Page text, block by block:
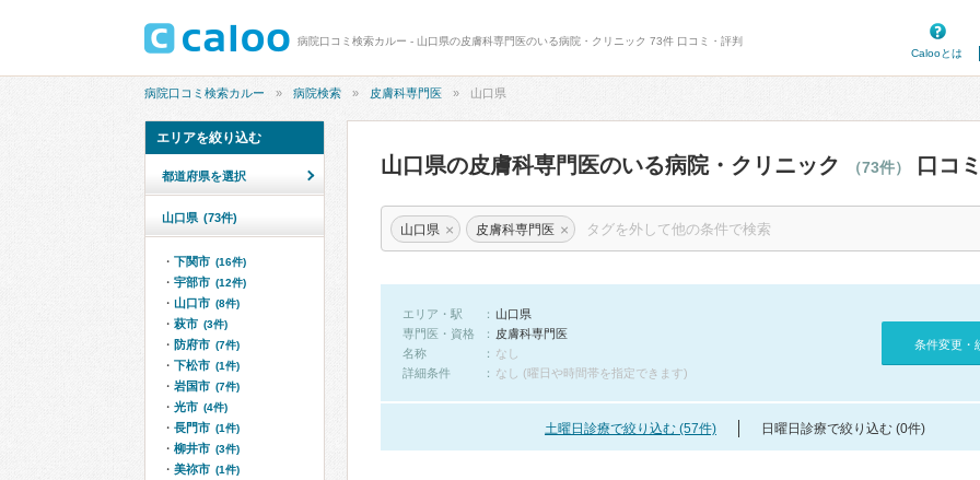
病院口コミ検索カルー - 山口県の皮膚科専門医のいる病院・クリニック 73件 口コミ・評判
Calooとは
病院口コミ検索カルー 病院検索 皮膚科専門医 山口県
山口県の皮膚科専門医のいる病院・クリニック （73件） 口コ
山口県 × 皮膚科専門医 ×
エリア・駅
山口県
専門医・資格
皮膚科専門医
名称
なし
詳細条件
なし (曜日や時間帯を指定できます)
条件変更・
土曜日診療で絞り込む (57件) 日曜日診療で絞り込む (0件)
エリアを絞り込む
都道府県を選択
山口県 (73件)
下関市 (16件)
宇部市 (12件)
山口市 (8件)
萩市 (3件)
防府市 (7件)
下松市 (1件)
岩国市 (7件)
光市 (4件)
長門市 (1件)
柳井市 (3件)
美祢市 (1件)